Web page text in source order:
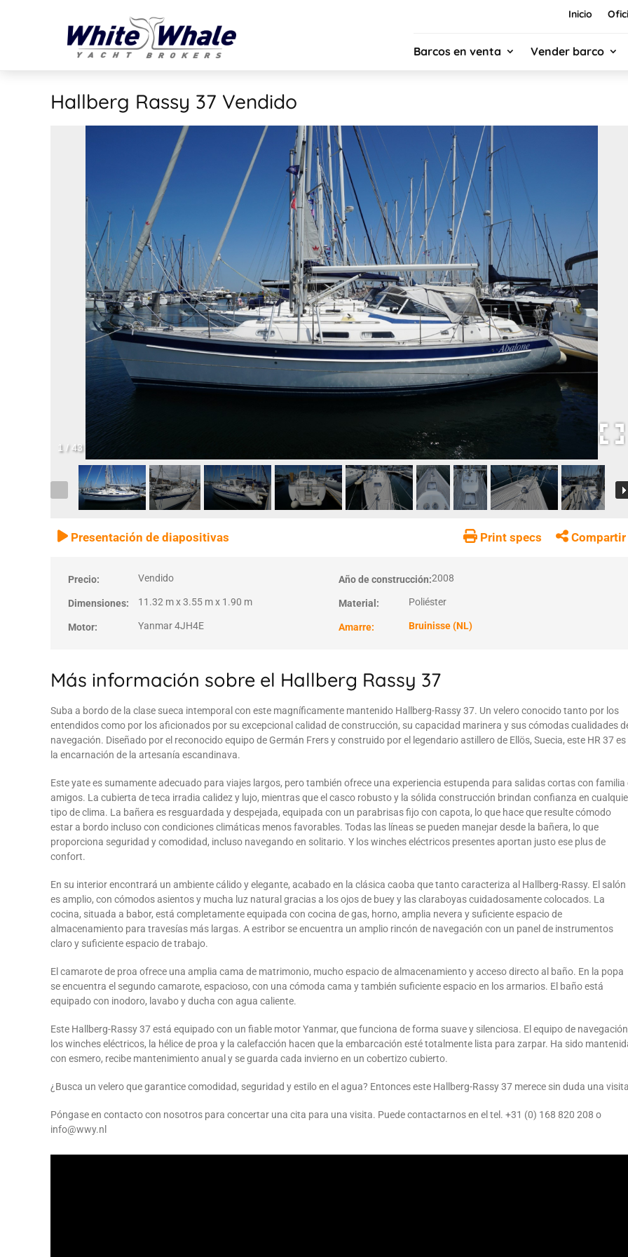
Inicio
Barcos en venta Vender barco
Hallberg Rassy 37 Vendido
1 /43
Presentación de diapositivas Print specs Compartir
Precio: Vendido Año de construcción:2008
Dimensiones: 11.32 m x 3.55 m x 1.90 m Material: Poliéster
Motor: Yanmar 4JH4E Amarre: Bruinisse (NL)
Más información sobre el Hallberg Rassy 37
Suba a bordo de la clase sueca intemporal con este magníficamente mantenido Hallberg-Rassy 37. Un velero conocido tanto por los
entendidos como por los aficionados por su excepcional calidad de construcción, su capacidad marinera y sus cómodas cualidades
navegación. Diseñado por el reconocido equipo de Germán Frers y construido por el legendario astillero de Ellös, Suecia, este HR 37 es
la encarnación de la artesanía escandinava.
Este yate es sumamente adecuado para viajes largos, pero también ofrece una experiencia estupenda para salidas cortas con familia
amigos. La cubierta de teca irradia calidez y lujo, mientras que el casco robusto y la sólida construcción brindan confianza en
tipo de clima. La bañera es resguardada y despejada, equipada con un parabrisas fijo con capota, lo que hace que resulte cómodo
estar a bordo incluso con condiciones climáticas menos favorables. Todas las líneas se pueden manejar desde la bañera, lo que
proporciona seguridad y comodidad, incluso navegando en solitario. Y los winches eléctricos presentes aportan justo ese plus de
confort.
En su interior encontrará un ambiente cálido y elegante, acabado en la clásica caoba que tanto caracteriza al Hallberg-Rassy. El salón
es amplio, con cómodos asientos y mucha luz natural gracias a los ojos de buey y las claraboyas cuidadosamente colocados. La
cocina, situada a babor, está completamente equipada con cocina de gas, horno, amplia nevera y suficiente espacio de
almacenamiento para travesías más largas. A estribor se encuentra un amplio rincón de navegación con un panel de instrumentos
claro y suficiente espacio de trabajo.
El camarote de proa ofrece una amplia cama de matrimonio, mucho espacio de almacenamiento y acceso directo al baño. En la popa
se encuentra el segundo camarote, espacioso, con una cómoda cama y también suficiente espacio en los armarios. El baño está
equipado con inodoro, lavabo y ducha con agua caliente.
Este Hallberg-Rassy 37 está equipado con un fiable motor Yanmar, que funciona de forma suave y silenciosa. El equipo de
los winches eléctricos, la hélice de proa y la calefacción hacen que la embarcación esté totalmente lista para zarpar. Ha sido
con esmero, recibe mantenimiento anual y se guarda cada invierno en un cobertizo cubierto.
¿Busca un velero que garantice comodidad, seguridad y estilo en el agua? Entonces este Hallberg-Rassy 37 merece sin duda una
Póngase en contacto con nosotros para concertar una cita para una visita. Puede contactarnos en el tel. +31 (0) 168 820 208 o
info@wwy.nl